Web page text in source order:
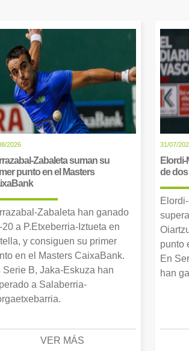
2026
Zabaleta suman su
punto en el Masters
Zabaleta han ganado
20 a P.Etxeberria-Iztueta en
y consiguen su primer
en el Masters CaixaBank.
Serie B, Jaka-Eskuza han
a Salaberria-
VER MÁS
31/07/
de dos
punto
En
han